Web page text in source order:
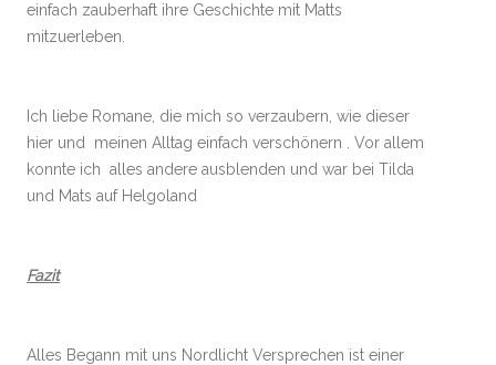
einfach zauberhaft ihre Geschichte mit Matts
mitzuerleben.
Ich liebe Romane, die mich so verzaubern, wie dieser
hier und meinen Alltag einfach verschönern . Vor allem
konnte ich alles andere ausblenden und war bei Tilda
und Mats auf Helgoland
Fazit
Alles Begann mit uns Nordlicht Versprechen ist einer